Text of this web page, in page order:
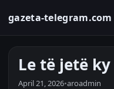
gazeta-telegram.com
Le të jetë
April 21, 2026•aroadmin